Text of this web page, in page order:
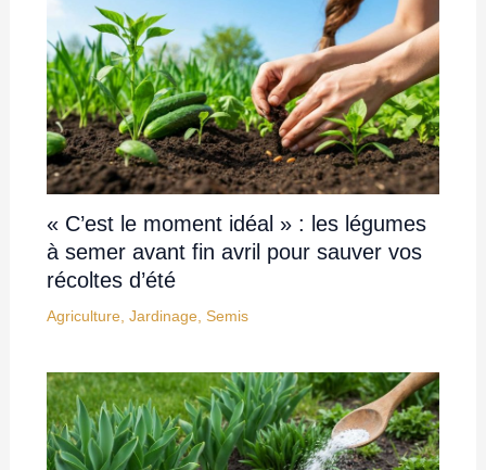
« C’est le moment idéal » : les légumes
à semer avant fin avril pour sauver vos
récoltes d’été
Agriculture, Jardinage, Semis